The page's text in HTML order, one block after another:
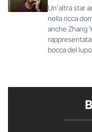
Un'altra star
nella ricca
anche Zhang
bocca del